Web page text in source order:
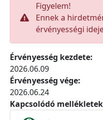
Figyelem!
Ennek a
érvényességi
Érvényesség kezdete:
2026.06.09
Érvényesség vége:
2026.06.24
Kapcsolódó